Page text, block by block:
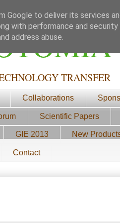
TRANSFER
Collaborations
Scientific Papers
GIE 2013 New
Contact
Google to deliver its services
with performance and
address abuse.